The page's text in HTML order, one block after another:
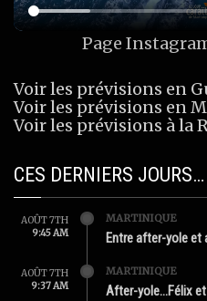
Page
Voir les prévisions en
Voir les prévisions en
Voir les prévisions à la
CES DERNIERS JOURS…
AOÛT 7TH
9:45 AM
MARTINIQUE
Entre after-yole et
AOÛT 7TH
9:37 AM
MARTINIQUE
After-yole…Félix